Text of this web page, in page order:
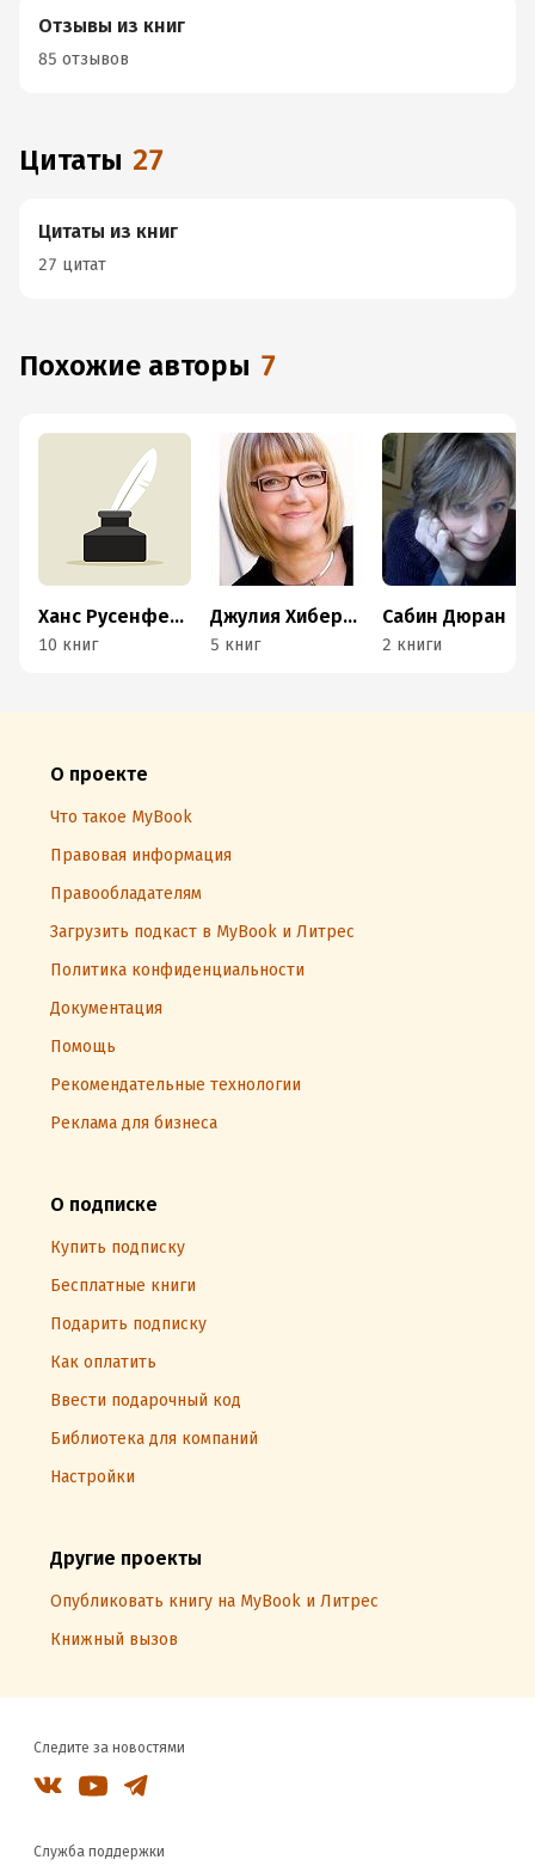
Отзывы из книг
85 отзывов
Цитаты 27
Цитаты из книг
27 цитат
Похожие авторы 7
Ханс Русенфельдт
10 книг
Джулия Хиберлин
5 книг
Сабин Дюран
2 книги
О проекте
Что такое MyBook
Правовая информация
Правообладателям
Загрузить подкаст в MyBook и Литрес
Политика конфиденциальности
Документация
Помощь
Рекомендательные технологии
Реклама для бизнеса
О подписке
Купить подписку
Бесплатные книги
Подарить подписку
Как оплатить
Ввести подарочный код
Библиотека для компаний
Настройки
Другие проекты
Опубликовать книгу на MyBook и Литрес
Книжный вызов
Следите за новостями
Служба поддержки